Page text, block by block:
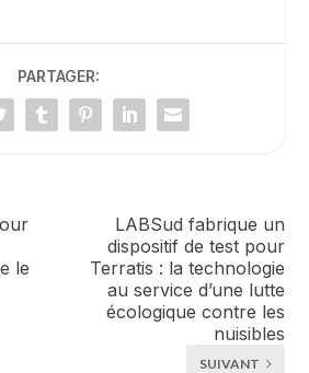
PARTAGER:
le
LABSud fabrique un
dispositif de test pour
Terratis : la technologie
au service d’une lutte
écologique contre les
nuisibles
SUIVANT